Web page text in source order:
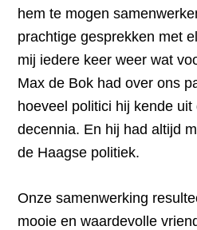
hem te mogen
prachtige gesprekken met
mij iedere keer weer wat
Max de Bok had over ons
hoeveel politici hij kende uit
decennia. En hij had altijd
de Haagse politiek.
Onze samenwerking
mooie en waardevolle